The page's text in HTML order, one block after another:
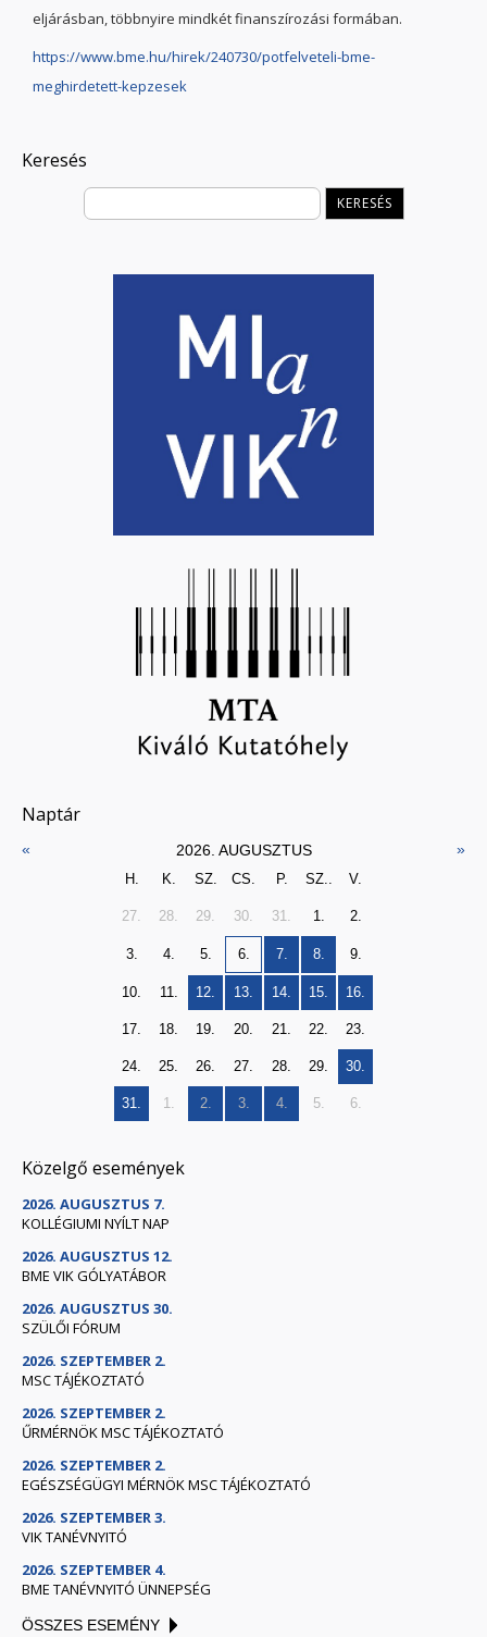
eljárásban, többnyire mindkét finanszírozási formában.
https://www.bme.hu/hirek/240730/potfelveteli-bme-
meghirdetett-kepzesek
Keresés
Naptár
« 2026. AUGUSZTUS »
H. K. SZ. CS. P. SZ.. V.
27. 28. 29. 30. 31. 1. 2.
3. 4. 5. 6. 7. 8. 9.
10. 11. 12. 13. 14. 15. 16.
17. 18. 19. 20. 21. 22. 23.
24. 25. 26. 27. 28. 29. 30.
31. 1. 2. 3. 4. 5. 6.
Közelgő események
2026. AUGUSZTUS 7.
KOLLÉGIUMI NYÍLT NAP
2026. AUGUSZTUS 12.
BME VIK GÓLYATÁBOR
2026. AUGUSZTUS 30.
SZÜLŐI FÓRUM
2026. SZEPTEMBER 2.
MSC TÁJÉKOZTATÓ
2026. SZEPTEMBER 2.
ŰRMÉRNÖK MSC TÁJÉKOZTATÓ
2026. SZEPTEMBER 2.
EGÉSZSÉGÜGYI MÉRNÖK MSC TÁJÉKOZTATÓ
2026. SZEPTEMBER 3.
VIK TANÉVNYITÓ
2026. SZEPTEMBER 4.
BME TANÉVNYITÓ ÜNNEPSÉG
ÖSSZES ESEMÉNY